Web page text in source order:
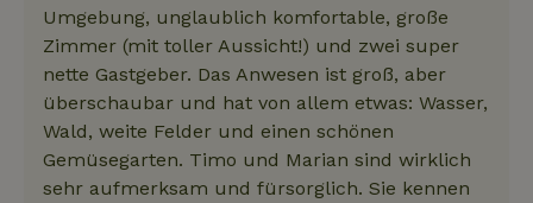
Umgebung, unglaublich komfortable, große
Zimmer (mit toller Aussicht!) und zwei super
nette Gastgeber. Das Anwesen ist groß, aber
überschaubar und hat von allem etwas: Wasser,
Wald, weite Felder und einen schönen
Gemüsegarten. Timo und Marian sind wirklich
sehr aufmerksam und fürsorglich. Sie kennen